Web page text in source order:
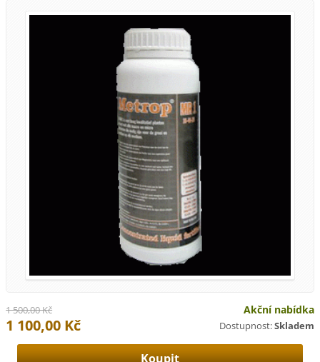
Akční nabídka
Dostupnost:Skladem
1 500,00 Kč
1 100,00 Kč